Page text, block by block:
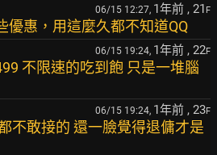
06/15 12:27, 1年前 , 21 F
優惠，用這麼久都不知道QQ
06/15 19:24, 1年前 , 22F
不限速的吃到飽 只是一堆腦
06/15 19:24, 1年前 , 23F
不敢接的 還一臉覺得退傭才是